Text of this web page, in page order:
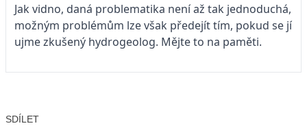
Jak vidno, daná problematika není až tak jednoduchá,
možným problémům lze však předejít tím, pokud se jí
ujme zkušený hydrogeolog. Mějte to na paměti.
SDÍLET